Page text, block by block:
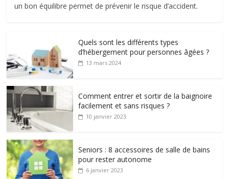
un bon équilibre permet de prévenir le risque d’accident.
Quels sont les différents types
d’hébergement pour personnes âgées ?
13 mars 2024
Comment entrer et sortir de la baignoire
facilement et sans risques ?
10 janvier 2023
Seniors : 8 accessoires de salle de bains
pour rester autonome
6 janvier 2023